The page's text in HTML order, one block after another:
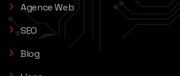
Agence Web
SEO
Blog